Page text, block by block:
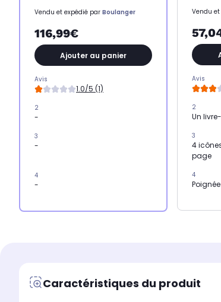
Vendu et expédié par Boulanger
116,99€
Ajouter au panier
Avis
1.0/5 (1)
2
-
3
-
4
-
Vendu
Avis
2
Un
3
4
page
4
Caractéristiques du produit